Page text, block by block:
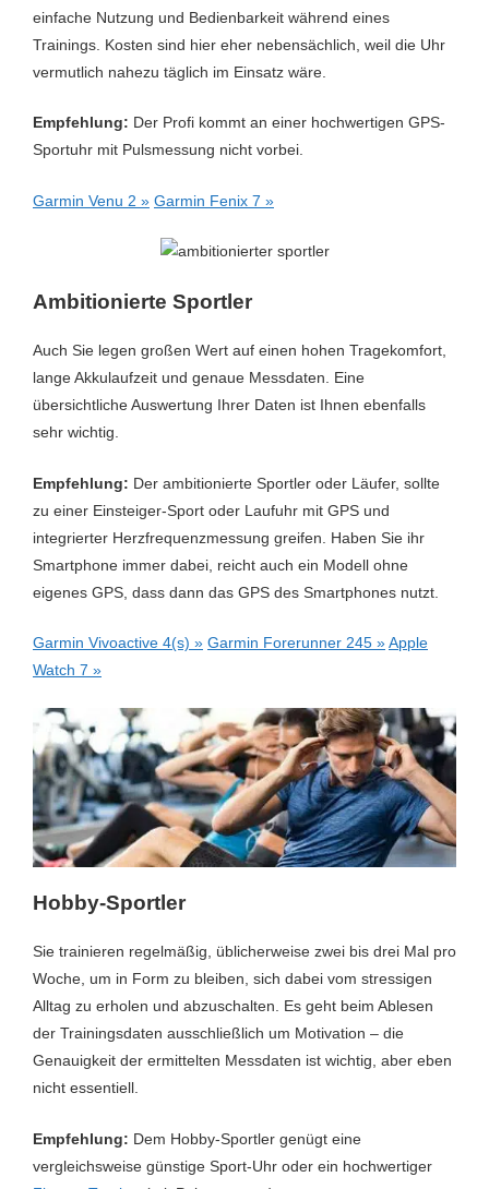
Rudern Ja
Schlaftracking Ja
Schwimmen
Ja
Wandern
Wetter Ja
WLAN
Laufen Ja
Etagenzähler Ja
Laufband Ja
Uhrzeit Ja
einfache Nutzung und Bedienbarkeit während eines
Trainings. Kosten sind hier eher nebensächlich, weil die Uhr
vermutlich nahezu täglich im Einsatz wäre.
Empfehlung: Der Profi kommt an einer hochwertigen GPS-
Sportuhr mit Pulsmessung nicht vorbei.
Garmin Venu 2 » Garmin Fenix 7 »
Ambitionierte Sportler
Auch Sie legen großen Wert auf einen hohen Tragekomfort,
lange Akkulaufzeit und genaue Messdaten. Eine
übersichtliche Auswertung Ihrer Daten ist Ihnen ebenfalls
sehr wichtig.
Empfehlung: Der ambitionierte Sportler oder Läufer, sollte
zu einer Einsteiger-Sport oder Laufuhr mit GPS und
integrierter Herzfrequenzmessung greifen. Haben Sie ihr
Smartphone immer dabei, reicht auch ein Modell ohne
eigenes GPS, dass dann das GPS des Smartphones nutzt.
Garmin Vivoactive 4(s) » Garmin Forerunner 245 »Apple
Watch 7 »
Hobby-Sportler
Sie trainieren regelmäßig, üblicherweise zwei bis drei Mal pro
Woche, um in Form zu bleiben, sich dabei vom stressigen
Alltag zu erholen und abzuschalten. Es geht beim Ablesen
der Trainingsdaten ausschließlich um Motivation – die
Genauigkeit der ermittelten Messdaten ist wichtig, aber eben
nicht essentiell.
Empfehlung: Dem Hobby-Sportler genügt eine
vergleichsweise günstige Sport-Uhr oder ein hochwertiger